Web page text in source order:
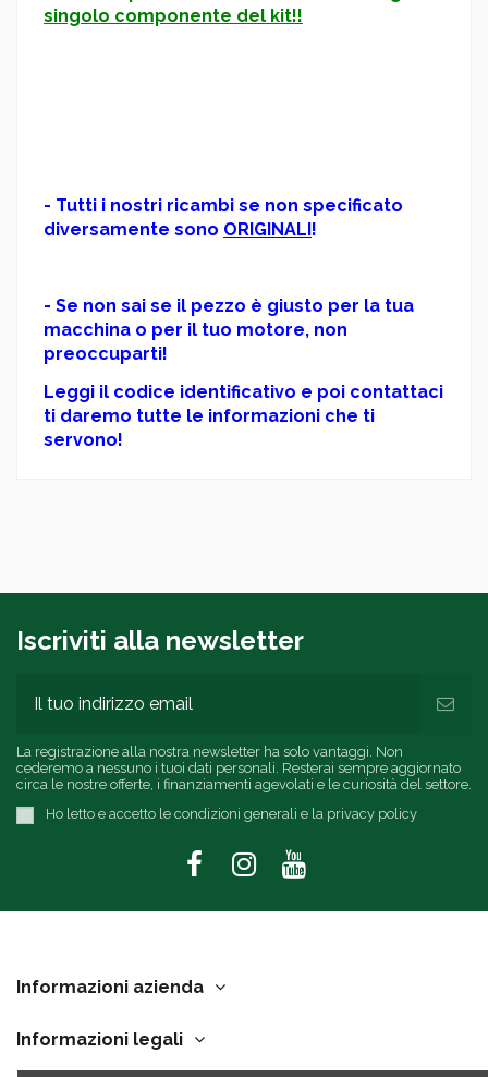
singolo componente del kit!!
- Tutti i nostri ricambi se non specificato
diversamente sono ORIGINALI !
- Se non sai se il pezzo è giusto per la tua
macchina o per il tuo motore, non
preoccuparti!
Leggi il codice identificativo e poi contattaci
ti daremo tutte le informazioni che ti
servono!
Iscriviti alla newsletter
La registrazione alla nostra newsletter ha solo vantaggi. Non
cederemo a nessuno i tuoi dati personali. Resterai sempre aggiornato
circa le nostre offerte, i finanziamenti agevolati e le curiosità del settore.
Ho letto e accetto le condizioni generali e la privacy policy
Informazioni azienda
Informazioni legali